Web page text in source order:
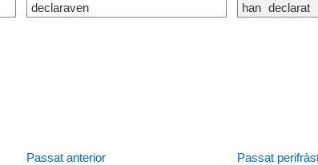
declaraven
han declarat
Passat anterior
Passat